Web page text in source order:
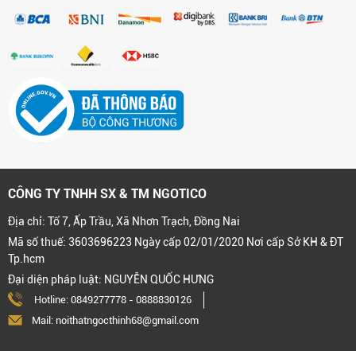
CÔNG TY TNHH SX & TM NGOTICO
Địa chỉ: Tổ 7, Ấp Trầu, Xã Nhơn Trạch, Đồng Nai
Mã số thuế: 3603696223 Ngày cấp 02/01/2020 Nơi cấp Sở KH & ĐT
Tp.hcm
Đại diện pháp luật: NGUYỄN QUỐC HƯNG
Hotline: 0849277778 - 0888830126
Mail: noithatngocthinh68@gmail.com